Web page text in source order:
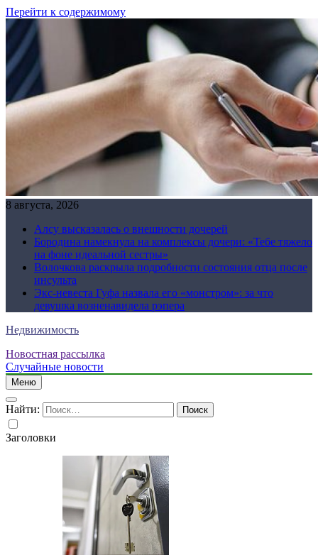
Перейти к содержимому
8 августа, 2026
Алсу высказалась о внешности дочерей
Бородина намекнула на комплексы дочери: «Тебе тяжело
на фоне идеальной сестры»
Волочкова раскрыла подробности состояния отца после
инсульта
Экс-невеста Гуфа назвала его «монстром»: за что
девушка возненавидела рэпера
Недвижимость
Новостная рассылка
Случайные новости
Меню
Найти:
Заголовки